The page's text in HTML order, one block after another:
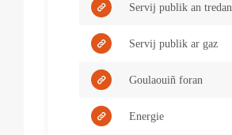
Servij publik an tredan
Servij publik ar gaz
Goulaouiñ foran
Energie